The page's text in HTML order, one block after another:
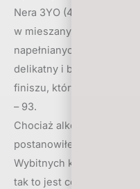
Nera 3YO (40%) z
w mieszanych beczkach
napełnianych. Aromat
delikatny i bardzo słodki,
finiszu, który dopełnia
– 93.
Chociaż alkoholem
postanowiłem osobno
Wybitnych koniaków w
tak to jest co roku na